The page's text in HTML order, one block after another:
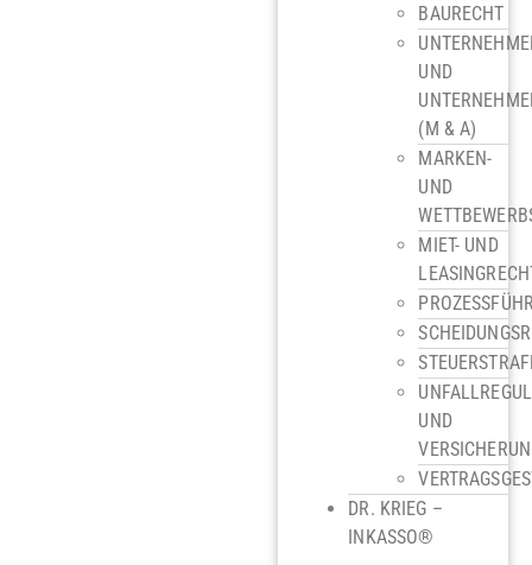
BAURECHT
UND
(M & A)
MARKEN-
UND
MIET- UND
UND
DR. KRIEG –
INKASSO®